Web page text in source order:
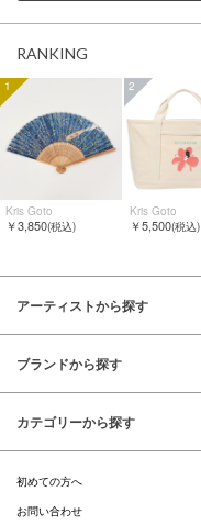
RANKING
1
Kris Goto
￥3,850(税込)
2
Kris Goto
￥5,500(税込)
アーティストから探す
ブランドから探す
カテゴリーから探す
初めての方へ
お問い合わせ